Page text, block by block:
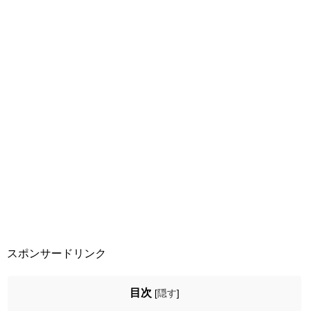
スポンサードリンク
目次 [隠す]